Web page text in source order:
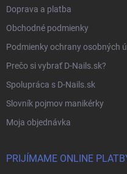
Doprava a platba
Obchodné podmienky
Podmienky ochrany osobných
Prečo si vybrať D-Nails.sk?
Spolupráca s D-Nails.sk
Slovník pojmov manikérky
Moja objednávka
PRIJÍMAME ONLINE